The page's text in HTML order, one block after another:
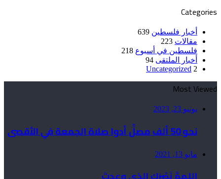
Categories
أخبار فلسطين 639
مقالات 223
فلسطين في أسبوع 218
أخبار الملتقى 94
Uncategorized 2
Most Viewed
يونيو 23, 2023
نحو 50 ألف مصلٍّ أدوا صلاة الجمعة في الأقصى
مايو 13, 2021